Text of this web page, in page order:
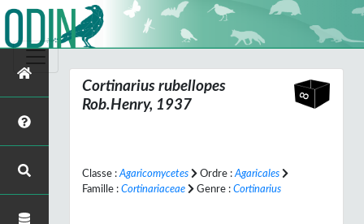
Cortinarius rubellopes
Rob.Henry, 1937
Classe : Agaricomycetes Ordre : Agaricales
Famille : Cortinariaceae Genre : Cortinarius